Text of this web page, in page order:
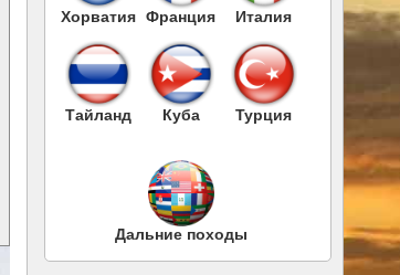
Хорватия Франция Италия
Тайланд Куба Турция
Дальние походы